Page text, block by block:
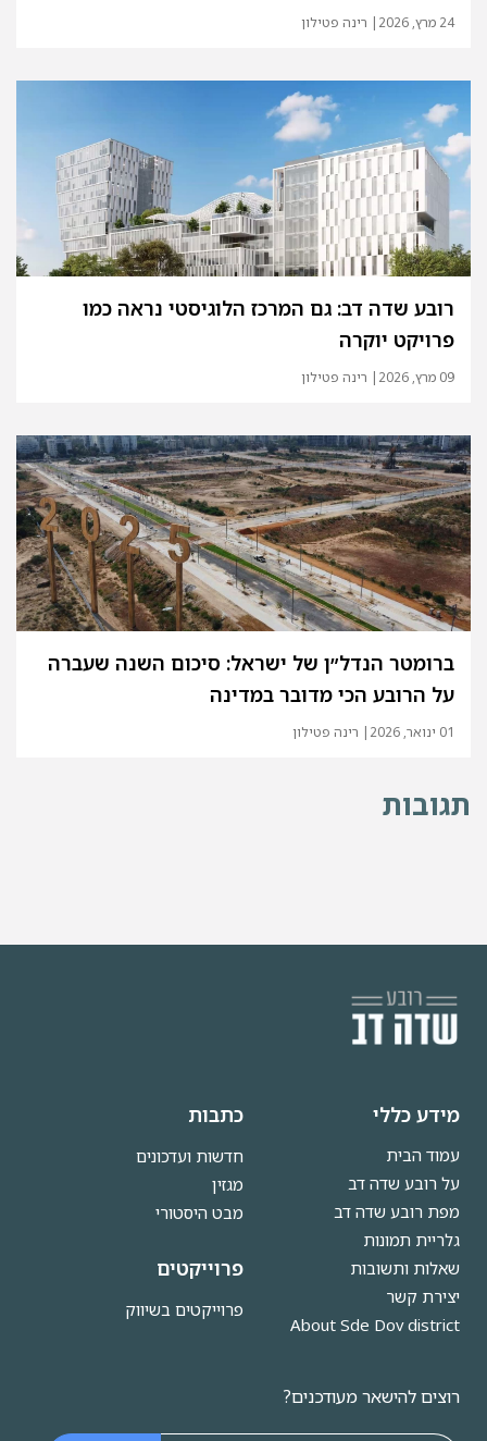
24 מרץ, 2026 | רינה פטילון
רובע שדה דב: גם המרכז הלוגיסטי נראה כמו
פרויקט יוקרה
09 מרץ, 2026 | רינה פטילון
ברומטר הנדל״ן של ישראל: סיכום השנה שעברה
על הרובע הכי מדובר במדינה
01 ינואר, 2026 | רינה פטילון
תגובות
מידע כללי
עמוד הבית
על רובע שדה דב
מפת רובע שדה דב
גלריית תמונות
שאלות ותשובות
יצירת קשר
About Sde Dov district
כתבות
חדשות ועדכונים
מגזין
מבט היסטורי
פרוייקטים
פרוייקטים בשיווק
רוצים להישאר מעודכנים?